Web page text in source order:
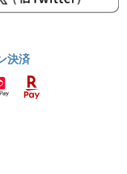
決済